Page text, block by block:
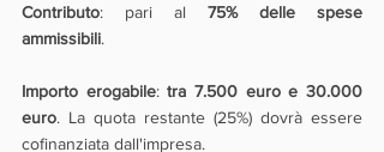
Contributo: pari al 75% delle spese
ammissibili.
Importo erogabile: tra 7.500 euro e 30.000
euro. La quota restante (25%) dovrà essere
cofinanziata dall'impresa.